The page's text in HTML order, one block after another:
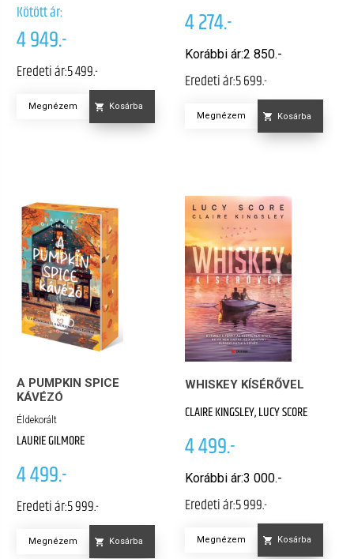
Kötött ár:
4 949.-
Eredeti ár:5 499.-
Megnézem Kosárba
4 274.-
Korábbi ár:2 850.-
Eredeti ár:5 699.-
Megnézem Kosárba
A PUMPKIN SPICE
KÁVÉZÓ
Éldekorált
LAURIE GILMORE
4 499.-
Eredeti ár:5 999.-
Megnézem Kosárba
WHISKEY KÍSÉRŐVEL
CLAIRE KINGSLEY, LUCY SCORE
4 499.-
Korábbi ár:3 000.-
Eredeti ár:5 999.-
Megnézem Kosárba